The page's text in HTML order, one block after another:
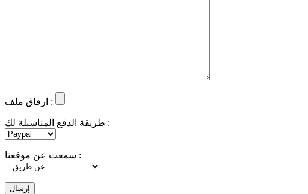
ارفاق ملف :
طريقة الدفع المناسبلة لك :
سمعت عن موقعنا :